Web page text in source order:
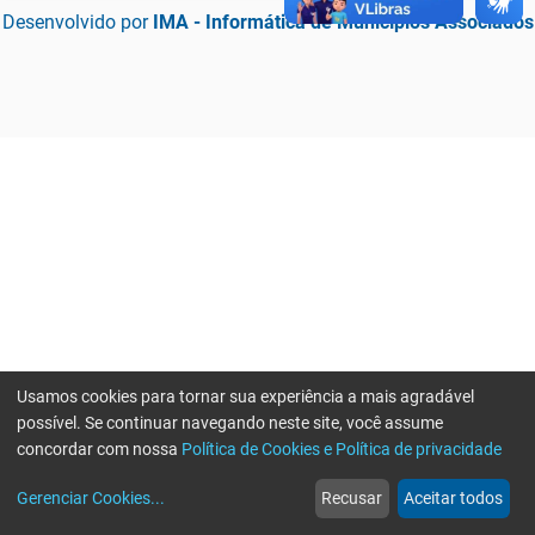
Desenvolvido por IMA - Informática de Municípios Associados
web
Notícias
more_horiz
Mais
Usamos cookies para tornar sua experiência a mais agradável
possível. Se continuar navegando neste site, você assume
concordar com nossa Política de Cookies e Política de privacidade
Gerenciar Cookies... Recusar Aceitar todos
Erro ao enviar informações, por favor tente novamente